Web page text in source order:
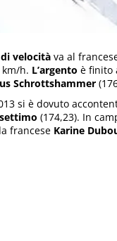
velocità va al
h. L’argento è finito
Schrottshammer
si è dovuto
settimo (174,23). In
francese Karine